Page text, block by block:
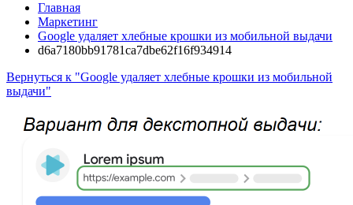
Главная
Маркетинг
Google удаляет хлебные крошки из мобильной выдачи
d6a7180bb91781ca7dbe62f16f934914
Вернуться к "Google удаляет хлебные крошки из мобильной
выдачи"